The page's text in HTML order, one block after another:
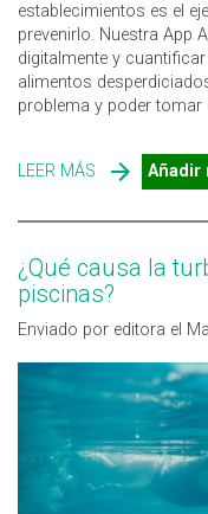
establecimientos es el
prevenirlo. Nuestra App
digitalmente y
alimentos
problema y poder
LEER MÁS SOBRE
REGISTROS
Añadir
¿Qué causa la
piscinas?
Enviado por editora el